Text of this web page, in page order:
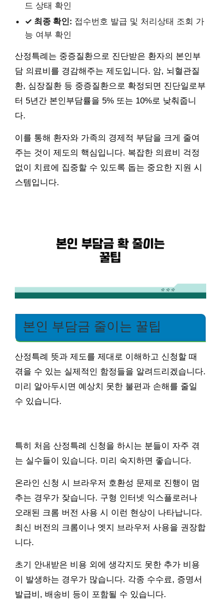
드 상태 확인
✓ 최종 확인: 접수번호 발급 및 처리상태 조회 가
능 여부 확인
산정특례는 중증질환으로 진단받은 환자의 본인부
담 의료비를 경감해주는 제도입니다. 암, 뇌혈관질
환, 심장질환 등 중증질환으로 확정되면 진단일로부
터 5년간 본인부담률을 5% 또는 10%로 낮춰줍니
다.
이를 통해 환자와 가족의 경제적 부담을 크게 줄여
주는 것이 제도의 핵심입니다. 복잡한 의료비 걱정
없이 치료에 집중할 수 있도록 돕는 중요한 지원 시
스템입니다.
본인 부담금 줄이는 꿀팁
산정특례 뜻과 제도를 제대로 이해하고 신청할 때
겪을 수 있는 실제적인 함정들을 알려드리겠습니다.
미리 알아두시면 예상치 못한 불편과 손해를 줄일
수 있습니다.
특히 처음 산정특례 신청을 하시는 분들이 자주 겪
는 실수들이 있습니다. 미리 숙지하면 좋습니다.
온라인 신청 시 브라우저 호환성 문제로 진행이 멈
추는 경우가 잦습니다. 구형 인터넷 익스플로러나
오래된 크롬 버전 사용 시 이런 현상이 나타납니다.
최신 버전의 크롬이나 엣지 브라우저 사용을 권장합
니다.
초기 안내받은 비용 외에 생각지도 못한 추가 비용
이 발생하는 경우가 많습니다. 각종 수수료, 증명서
발급비, 배송비 등이 포함될 수 있습니다.